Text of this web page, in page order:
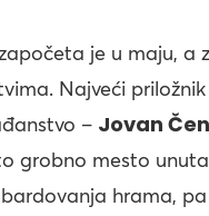
je u maju, a
Najveći
– Jovan
grobno mesto
hrama,